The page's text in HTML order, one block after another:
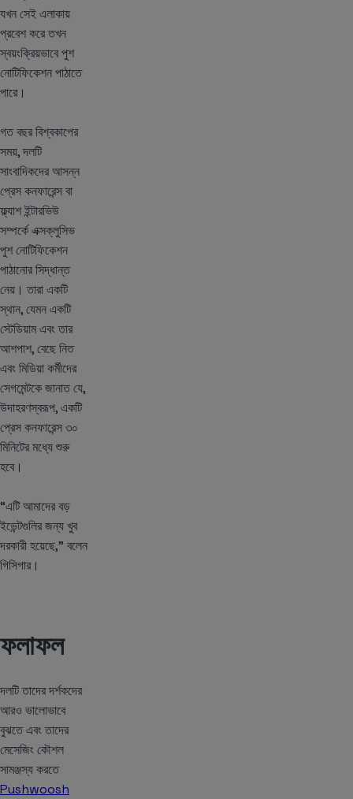
যখন সেই এলাকায়
প্রবেশ করে তখন
স্বয়ংক্রিয়ভাবে পুশ
নোটিফিকেশন পাঠাতে
পারে।
গত বছর বিশ্বকাপের
সময়, দলটি
সাংবাদিকদের আসন্ন
প্রেস কনফারেন্স বা
ফ্ল্যাশ ইন্টারভিউ
সম্পর্কে এক্সক্লুসিভ
পুশ নোটিফিকেশন
পাঠানোর সিদ্ধান্ত
নেয়। তারা একটি
স্থান, যেমন একটি
স্টেডিয়াম এবং তার
আশপাশ, বেছে নিত
এবং মিডিয়া কর্মীদের
সেগমেন্টকে জানাত যে,
উদাহরণস্বরূপ, একটি
প্রেস কনফারেন্স ৩০
মিনিটের মধ্যে শুরু
হবে।
“এটি আমাদের বড়
ইভেন্টগুলির জন্য খুব
দরকারী হয়েছে,” বলেন
গিসিগার।
ফলাফল
দলটি তাদের দর্শকদের
আরও ভালোভাবে
বুঝতে এবং তাদের
মেসেজিং কৌশল
সামঞ্জস্য করতে
Pushwoosh